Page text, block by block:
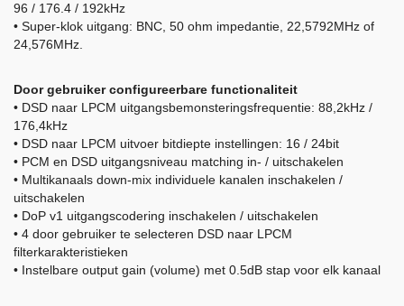
96 / 176.4 / 192kHz
• Super-klok uitgang: BNC, 50 ohm impedantie, 22,5792MHz of
24,576MHz.
Door gebruiker configureerbare functionaliteit
• DSD naar LPCM uitgangsbemonsteringsfrequentie: 88,2kHz /
176,4kHz
• DSD naar LPCM uitvoer bitdiepte instellingen: 16 / 24bit
• PCM en DSD uitgangsniveau matching in- / uitschakelen
• Multikanaals down-mix individuele kanalen inschakelen /
uitschakelen
• DoP v1 uitgangscodering inschakelen / uitschakelen
• 4 door gebruiker te selecteren DSD naar LPCM
filterkarakteristieken
• Instelbare output gain (volume) met 0.5dB stap voor elk kanaal